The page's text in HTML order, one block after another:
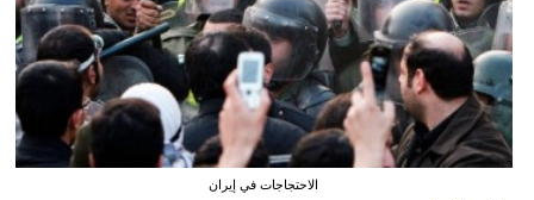
الاحتجاجات في إيران